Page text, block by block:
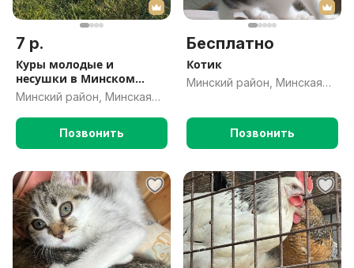
7 р.
Куры молодые и
несушки в Минском
районе
Минский район, Минская
Позвонить
Бесплатно
Котик
Минский район, Минская
Позвонить